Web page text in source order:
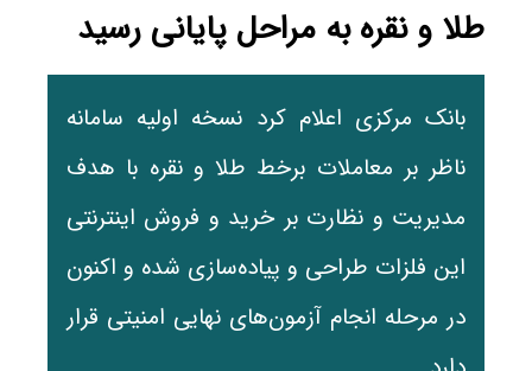
طلا و نقره به مراحل پایانی رسید
بانک مرکزی اعلام کرد نسخه اولیه سامانه
ناظر بر معاملات برخط طلا و نقره با هدف
مدیریت و نظارت بر خرید و فروش اینترنتی
این فلزات طراحی و پیاده‌سازی شده و اکنون
در مرحله انجام آزمون‌های نهایی امنیتی قرار